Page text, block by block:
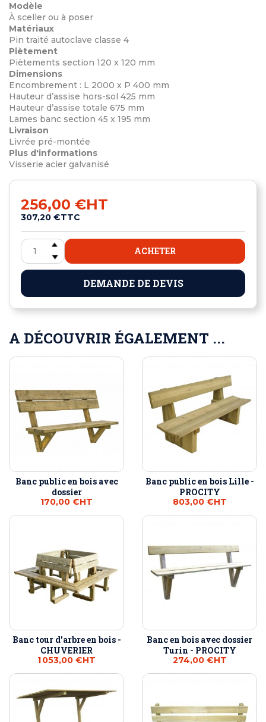
Modèle
À sceller ou à poser
Matériaux
Pin traité autoclave classe 4
Piètement
Piètements section 120 x 120 mm
Dimensions
Encombrement : L 2000 x P 400 mm
Hauteur d’assise hors-sol 425 mm
Hauteur d’assise totale 675 mm
Lames banc section 45 x 195 mm
Livraison
Livrée pré-montée
Plus d'informations
Visserie acier galvanisé
256,00 €HT
307,20 €TTC
ACHETER
DEMANDE DE DEVIS
A DÉCOUVRIR ÉGALEMENT ...
Banc public en bois avec
dossier
170,00 €HT
Banc public en bois Lille -
PROCITY
803,00 €HT
Banc tour d'arbre en bois -
CHUVERIER
1 053,00 €HT
Banc en bois avec dossier
Turin - PROCITY
274,00 €HT